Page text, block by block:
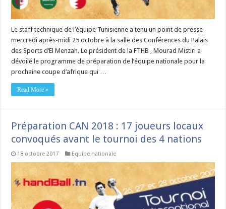
Le staff technique de l’équipe Tunisienne a tenu un point de presse
mercredi après-midi 25 octobre à la salle des Conférences du Palais
des Sports d’El Menzah. Le président de la FTHB , Mourad Mistiri a
dévoilé le programme de préparation de l’équipe nationale pour la
prochaine coupe d’afrique qui …
Read More »
Préparation CAN 2018 : 17 joueurs locaux
convoqués avant le tournoi des 4 nations
18 octobre 2017 Equipe nationale